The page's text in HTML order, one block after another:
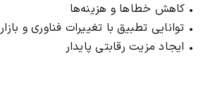
• کاهش خطاها و هزینه‌ها
• توانایی تطبیق با تغییرات فناوری و بازار
• ایجاد مزیت رقابتی پایدار